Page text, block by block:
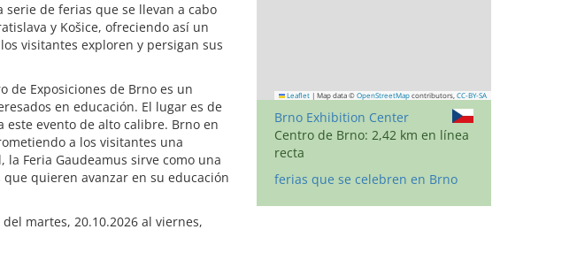
serie de ferias que se llevan a cabo
y Košice, ofreciendo así un
visitantes exploren y persigan sus
de Exposiciones de Brno es un
en educación. El lugar es de
este evento de alto calibre. Brno en
a los visitantes una
Feria Gaudeamus sirve como una
quieren avanzar en su educación
martes, 20.10.2026 al viernes,
Leaflet | Map data © OpenStreetMap contributors, CC-BY-SA
Brno Exhibition Center
Centro de Brno: 2,42 km en línea
recta
ferias que se celebren en Brno